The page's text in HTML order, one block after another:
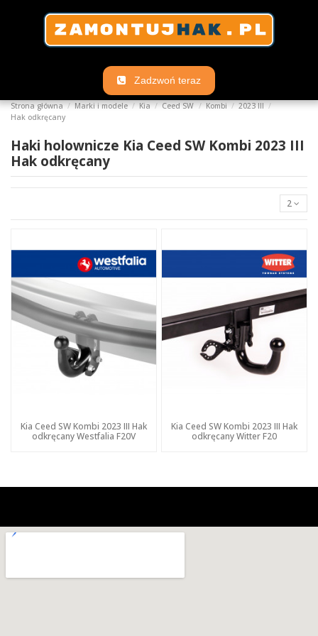
Zadzwoń teraz
Strona główna Marki i modele Kia Ceed SW Kombi
2023 III
Hak odkręcany
Haki holownicze Kia Ceed SW Kombi 2023 III
Hak odkręcany
2
Kia Ceed SW Kombi 2023 III Hak
odkręcany Westfalia F20V
Kia Ceed SW Kombi 2023 III Hak
odkręcany Witter F20